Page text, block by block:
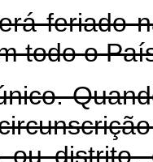
feriado
todo o
Quando
ou